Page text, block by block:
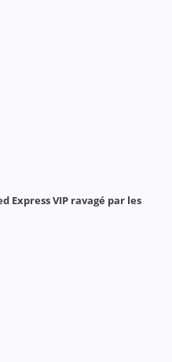
Express VIP ravagé par les